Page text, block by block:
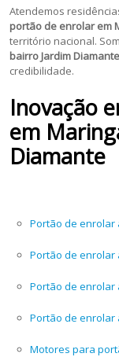
Atendemos
portão de enrolar em
território nacional.
bairro Jardim Diamante
credibilidade.
Inovação
em
Diamante
Portão de enrolar
Portão de enrolar
Portão de enrolar
Portão de enrolar
Motores para